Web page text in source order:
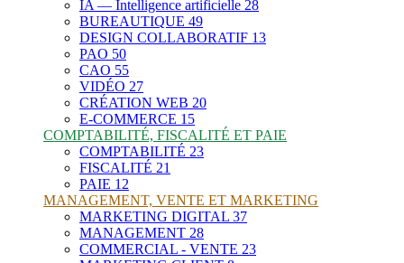
IA — Intelligence artificielle 28
BUREAUTIQUE 49
DESIGN COLLABORATIF 13
PAO 50
CAO 55
VIDÉO 27
CRÉATION WEB 20
E-COMMERCE 15
COMPTABILITÉ, FISCALITÉ ET PAIE
COMPTABILITÉ 23
FISCALITÉ 21
PAIE 12
MANAGEMENT, VENTE ET MARKETING
MARKETING DIGITAL 37
MANAGEMENT 28
COMMERCIAL - VENTE 23